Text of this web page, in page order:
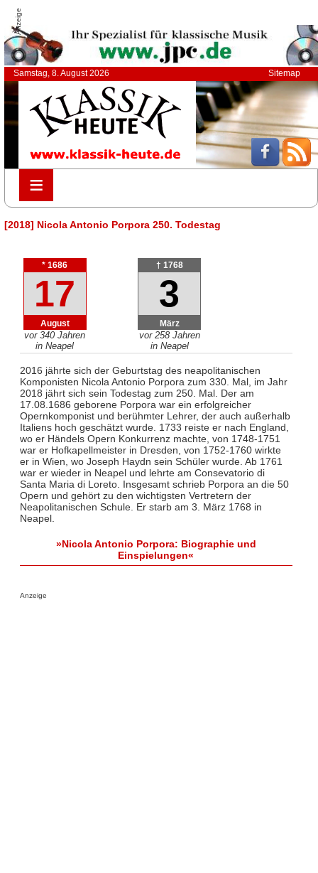
Anzeige
Samstag, 8. August 2026 Sitemap
≡
≡
[2018] Nicola Antonio Porpora 250. Todestag
* 1686
17
August
vor 340 Jahren
in Neapel
† 1768
3
März
vor 258 Jahren
in Neapel
2016 jährte sich der Geburtstag des neapolitanischen
Komponisten Nicola Antonio Porpora zum 330. Mal, im Jahr
2018 jährt sich sein Todestag zum 250. Mal. Der am
17.08.1686 geborene Porpora war ein erfolgreicher
Opernkomponist und berühmter Lehrer, der auch außerhalb
Italiens hoch geschätzt wurde. 1733 reiste er nach England,
wo er Händels Opern Konkurrenz machte, von 1748-1751
war er Hofkapellmeister in Dresden, von 1752-1760 wirkte
er in Wien, wo Joseph Haydn sein Schüler wurde. Ab 1761
war er wieder in Neapel und lehrte am Consevatorio di
Santa Maria di Loreto. Insgesamt schrieb Porpora an die 50
Opern und gehört zu den wichtigsten Vertretern der
Neapolitanischen Schule. Er starb am 3. März 1768 in
Neapel.
»Nicola Antonio Porpora: Biographie und
Einspielungen«
Anzeige